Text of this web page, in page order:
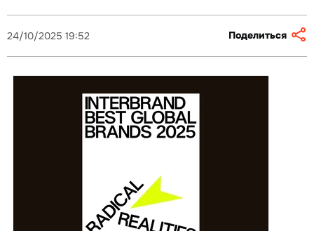
24/10/2025 19:52 Поделиться